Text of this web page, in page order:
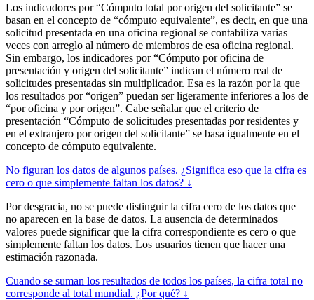
Los indicadores por “Cómputo total por origen del solicitante” se
basan en el concepto de “cómputo equivalente”, es decir, en que una
solicitud presentada en una oficina regional se contabiliza varias
veces con arreglo al número de miembros de esa oficina regional.
Sin embargo, los indicadores por “Cómputo por oficina de
presentación y origen del solicitante” indican el número real de
solicitudes presentadas sin multiplicador. Esa es la razón por la que
los resultados por “origen” puedan ser ligeramente inferiores a los de
“por oficina y por origen”. Cabe señalar que el criterio de
presentación “Cómputo de solicitudes presentadas por residentes y
en el extranjero por origen del solicitante” se basa igualmente en el
concepto de cómputo equivalente.
No figuran los datos de algunos países. ¿Significa eso que la cifra es
cero o que simplemente faltan los datos? ↓
Por desgracia, no se puede distinguir la cifra cero de los datos que
no aparecen en la base de datos. La ausencia de determinados
valores puede significar que la cifra correspondiente es cero o que
simplemente faltan los datos. Los usuarios tienen que hacer una
estimación razonada.
Cuando se suman los resultados de todos los países, la cifra total no
corresponde al total mundial. ¿Por qué? ↓